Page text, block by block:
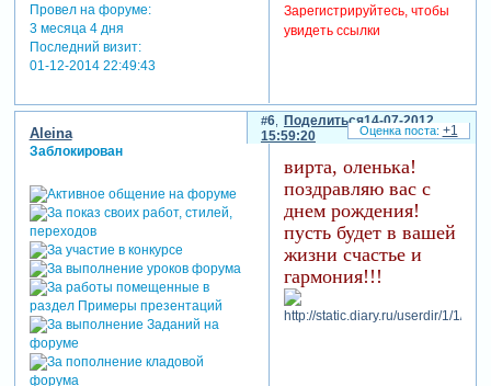
Провел на форуме:
3 месяца 4 дня
Последний визит:
01-12-2014 22:49:43
Зарегистрируйтесь, чтобы
увидеть ссылки
Поделиться
6
14-07-2012
15:59:20
Aleina
Заблокирован
вирта, оленька!
поздравляю вас с
днем рождения!
пусть будет в вашей
жизни счастье и
гармония!!!
+1